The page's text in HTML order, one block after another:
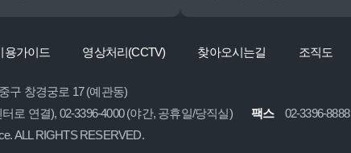
용가이드 영상처리(CCTV) 찾아오시는길 조직도
구 창경궁로 17 (예관동)
로 연결), 02-3396-4000 (야간, 공휴일/당직실)
팩스
02-3396-8888
ALL RIGHTS RESERVED.